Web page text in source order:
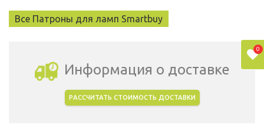
Все Патроны для ламп Smartbuy
Информация о доставке
РАССЧИТАТЬ СТОИМОСТЬ ДОСТАВКИ
0